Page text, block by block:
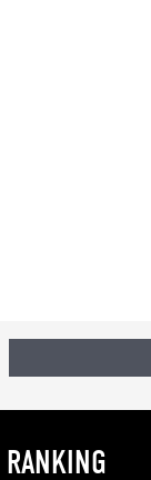
RANKING